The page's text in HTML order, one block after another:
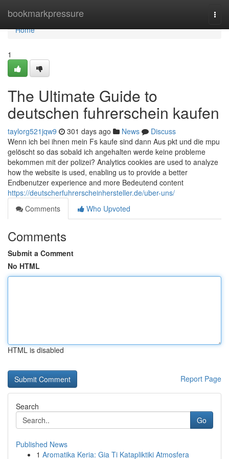
bookmarkpressure
Home
Home
1
The Ultimate Guide to
deutschen fuhrerschein kaufen
taylorg521jqw9 301 days ago News
Discuss
Wenn ich bei ihnen mein Fs kaufe sind dann Aus pkt und die mpu
gelöscht so das sobald ich angehalten werde keine probleme
bekommen mit der polizei? Analytics cookies are used to analyze
how the website is used, enabling us to provide a better
Endbenutzer experience and more Bedeutend content
https://deutscherfuhrerscheinhersteller.de/uber-uns/
Comments
Who Upvoted
Comments
Submit a Comment
No HTML
HTML is disabled
Report Page
Search
Go
Published News
1 Aromatika Keria: Gia Ti Katapliktiki Atmosfera